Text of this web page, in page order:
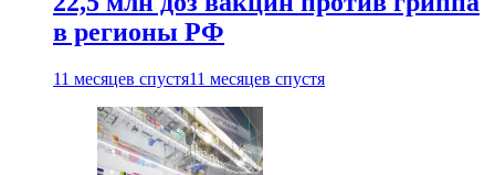
в регионы РФ
11 месяцев спустя11 месяцев спустя